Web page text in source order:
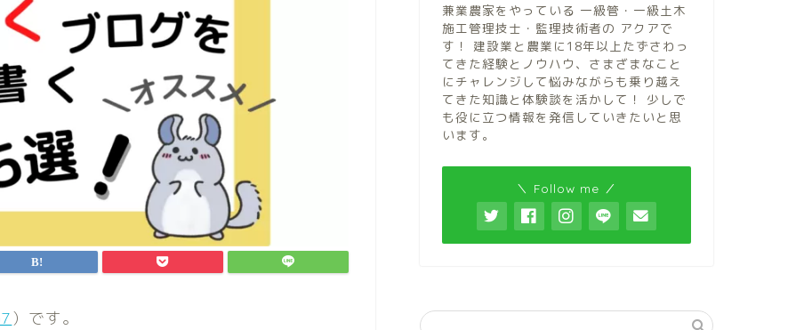
）です。
兼業農家をやっている 一級管・一級土木
施工管理技士・監理技術者の アクアで
す！ 建設業と農業に18年以上たずさわっ
てきた経験とノウハウ、さまざまなこと
にチャレンジして悩みながらも乗り越え
てきた知識と体験談を活かして！ 少しで
も役に立つ情報を発信していきたいと思
います。
＼ Follow me ／